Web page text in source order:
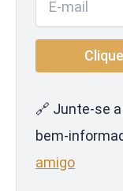
🔗 Junte-se
bem-
amigo